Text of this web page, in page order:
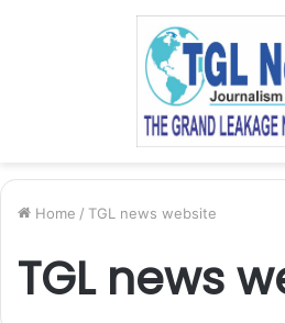
Home / TGL news website
TGL news